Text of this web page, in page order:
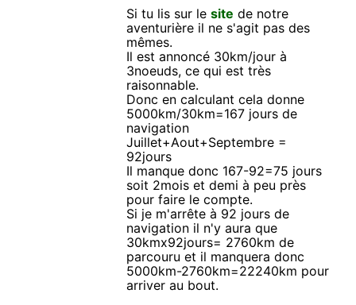
Si tu lis sur lesite de notre
aventurière il ne s'agit pas des
mêmes.
Il est annoncé 30km/jour à
3noeuds, ce qui est très
raisonnable.
Donc en calculant cela donne
5000km/30km=167 jours de
navigation
Juillet+Aout+Septembre =
92jours
Il manque donc 167-92=75 jours
soit 2mois et demi à peu près
pour faire le compte.
Si je m'arrête à 92 jours de
navigation il n'y aura que
30kmx92jours= 2760km de
parcouru et il manquera donc
5000km-2760km=22240km pour
arriver au bout.